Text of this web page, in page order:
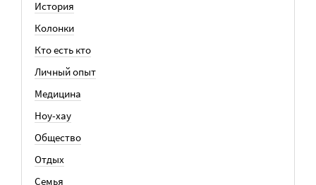
История
Колонки
Кто есть кто
Личный опыт
Медицина
Ноу-хау
Общество
Отдых
Семья